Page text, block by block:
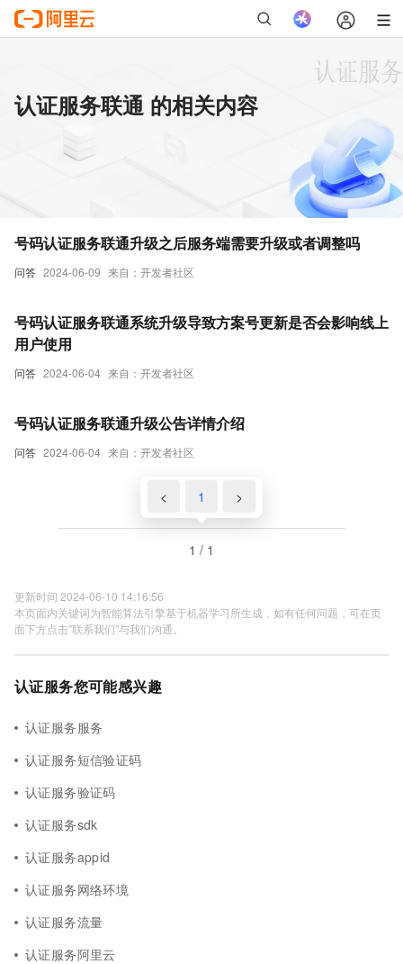
认证服务联通 的相关内容
问答 2024-06-09 来自：开发者社区
号码认证服务联通升级之后服务端需要升级或者调整吗
问答 2024-06-04 来自：开发者社区
号码认证服务联通系统升级导致方案号更新是否会影响线上
用户使用
问答 2024-06-04 来自：开发者社区
号码认证服务联通升级公告详情介绍
< 1 >
1 / 1
更新时间 2024-06-10 14:16:56
本页面内关键词为智能算法引擎基于机器学习所生成，如有任何问题，可在页
面下方点击"联系我们"与我们沟通。
认证服务您可能感兴趣
认证服务服务
认证服务短信验证码
认证服务验证码
认证服务sdk
认证服务appid
认证服务网络环境
认证服务流量
认证服务阿里云